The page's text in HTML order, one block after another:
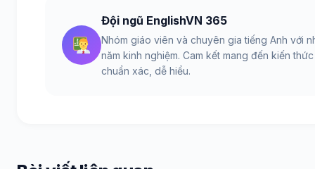
Đội ngũ EnglishVN 365
Nhóm giáo viên và chuyên gia tiếng Anh với
năm kinh nghiệm. Cam kết mang đến kiến thức
chuẩn xác, dễ hiểu.